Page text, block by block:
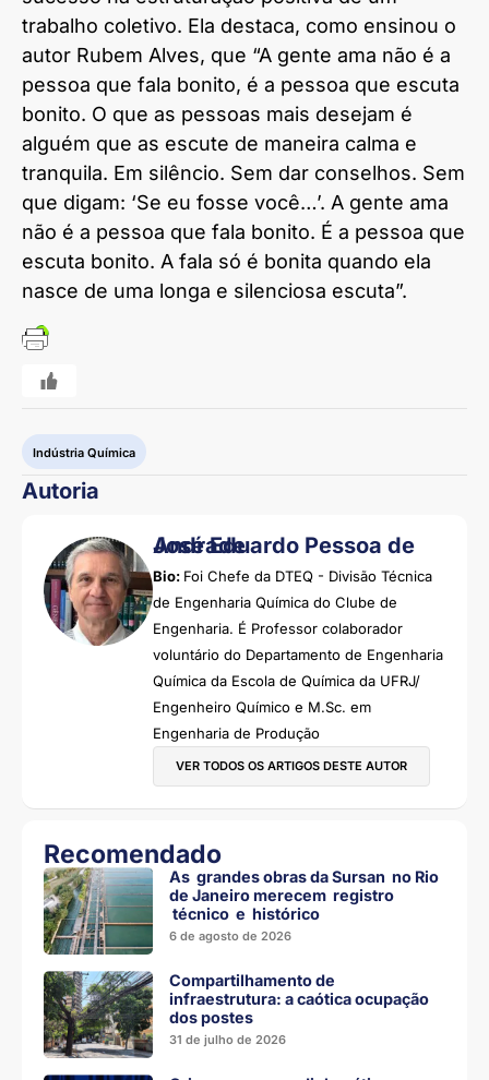
trabalho coletivo. Ela destaca, como ensinou o
autor Rubem Alves, que “A gente ama não é a
pessoa que fala bonito, é a pessoa que escuta
bonito. O que as pessoas mais desejam é
alguém que as escute de maneira calma e
tranquila. Em silêncio. Sem dar conselhos. Sem
que digam: ‘Se eu fosse você…’. A gente ama
não é a pessoa que fala bonito. É a pessoa que
escuta bonito. A fala só é bonita quando ela
nasce de uma longa e silenciosa escuta”.
Indústria Química
Autoria
José Eduardo Pessoa de Andrade
Bio: Foi Chefe da DTEQ - Divisão Técnica
de Engenharia Química do Clube de
Engenharia. É Professor colaborador
voluntário do Departamento de Engenharia
Química da Escola de Química da UFRJ/
Engenheiro Químico e M.Sc. em
Engenharia de Produção
VER TODOS OS ARTIGOS DESTE AUTOR
Recomendado
As grandes obras da Sursan no Rio
de Janeiro merecem registro
técnico e histórico
6 de agosto de 2026
Compartilhamento de
infraestrutura: a caótica ocupação
dos postes
31 de julho de 2026